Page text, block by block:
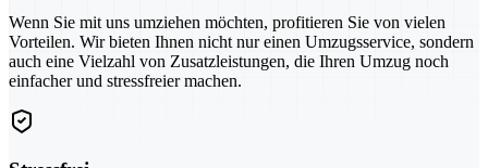
Wenn Sie mit uns umziehen möchten, profitieren Sie von vielen
Vorteilen. Wir bieten Ihnen nicht nur einen Umzugsservice, sondern
auch eine Vielzahl von Zusatzleistungen, die Ihren Umzug noch
einfacher und stressfreier machen.